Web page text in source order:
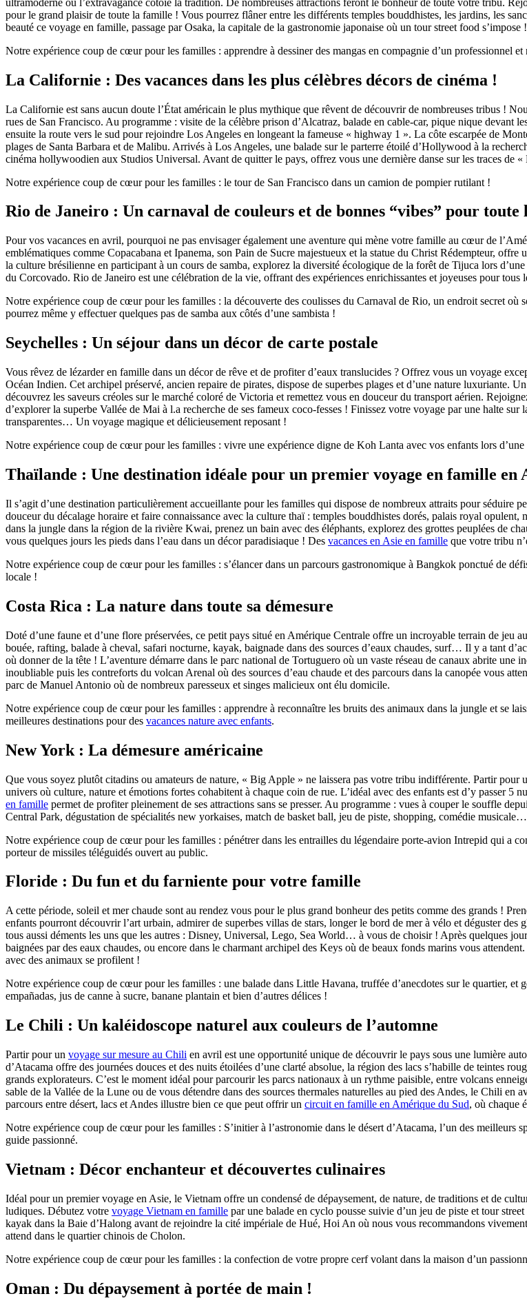
pour le grand plaisir de toute la famille ! Vous pourrez flâner entre les différents temples bouddhistes, les jardins, les
beauté ce voyage en famille, passage par Osaka, la capitale de la gastronomie japonaise où un tour street food s’impose !
Notre expérience coup de cœur pour les familles : apprendre à dessiner des mangas en compagnie d’un professionnel
La Californie : Des vacances dans les plus célèbres décors de cinéma !
La Californie est sans aucun doute l’État américain le plus mythique que rêvent de découvrir de nombreuses tribus !
rues de San Francisco. Au programme : visite de la célèbre prison d’Alcatraz, balade en cable-car, pique nique devant
ensuite la route vers le sud pour rejoindre Los Angeles en longeant la fameuse « highway 1 ». La côte escarpée de
plages de Santa Barbara et de Malibu. Arrivés à Los Angeles, une balade sur le parterre étoilé d’Hollywood à la
cinéma hollywoodien aux Studios Universal. Avant de quitter le pays, offrez vous une dernière danse sur les traces de
Notre expérience coup de cœur pour les familles : le tour de San Francisco dans un camion de pompier rutilant !
Rio de Janeiro : Un carnaval de couleurs et de bonnes “vibes” pour
Pour vos vacances en avril, pourquoi ne pas envisager également une aventure qui mène votre famille au cœur de
emblématiques comme Copacabana et Ipanema, son Pain de Sucre majestueux et la statue du Christ Rédempteur, offre
la culture brésilienne en participant à un cours de samba, explorez la diversité écologique de la forêt de Tijuca lors
du Corcovado. Rio de Janeiro est une célébration de la vie, offrant des expériences enrichissantes et joyeuses pour tous
Notre expérience coup de cœur pour les familles : la découverte des coulisses du Carnaval de Rio, un endroit secret où
pourrez même y effectuer quelques pas de samba aux côtés d’une sambista !
Seychelles : Un séjour dans un décor de carte postale
Vous rêvez de lézarder en famille dans un décor de rêve et de profiter d’eaux translucides ? Offrez vous un voyage
Océan Indien. Cet archipel préservé, ancien repaire de pirates, dispose de superbes plages et d’une nature
découvrez les saveurs créoles sur le marché coloré de Victoria et remettez vous en douceur du transport aérien.
d’explorer la superbe Vallée de Mai à l.a recherche de ses fameux coco-fesses ! Finissez votre voyage par une halte
transparentes… Un voyage magique et délicieusement reposant !
Notre expérience coup de cœur pour les familles : vivre une expérience digne de Koh Lanta avec vos enfants lors
Thaïlande : Une destination idéale pour un premier voyage en famille en
Il s’agit d’une destination particulièrement accueillante pour les familles qui dispose de nombreux attraits pour séduire
douceur du décalage horaire et faire connaissance avec la culture thaï : temples bouddhistes dorés, palais royal
dans la jungle dans la région de la rivière Kwai, prenez un bain avec des éléphants, explorez des grottes peuplées de
vous quelques jours les pieds dans l’eau dans un décor paradisiaque ! Des vacances en Asie en famille que votre tribu
Notre expérience coup de cœur pour les familles : s’élancer dans un parcours gastronomique à Bangkok ponctué de
locale !
Costa Rica : La nature dans toute sa démesure
Doté d’une faune et d’une flore préservées, ce petit pays situé en Amérique Centrale offre un incroyable terrain de jeu
bouée, rafting, balade à cheval, safari nocturne, kayak, baignade dans des sources d’eaux chaudes, surf… Il y a tant
où donner de la tête ! L’aventure démarre dans le parc national de Tortuguero où un vaste réseau de canaux abrite
inoubliable puis les contreforts du volcan Arenal où des sources d’eau chaude et des parcours dans la canopée vous
parc de Manuel Antonio où de nombreux paresseux et singes malicieux ont élu domicile.
Notre expérience coup de cœur pour les familles : apprendre à reconnaître les bruits des animaux dans la jungle et se
meilleures destinations pour des vacances nature avec enfants.
New York : La démesure américaine
Que vous soyez plutôt citadins ou amateurs de nature, « Big Apple » ne laissera pas votre tribu indifférente. Partir pour
univers où culture, nature et émotions fortes cohabitent à chaque coin de rue. L’idéal avec des enfants est d’y passer
en famille permet de profiter pleinement de ses attractions sans se presser. Au programme : vues à couper le souffle
Central Park, dégustation de spécialités new yorkaises, match de basket ball, jeu de piste, shopping, comédie
Notre expérience coup de cœur pour les familles : pénétrer dans les entrailles du légendaire porte-avion Intrepid qui a
porteur de missiles téléguidés ouvert au public.
Floride : Du fun et du farniente pour votre famille
A cette période, soleil et mer chaude sont au rendez vous pour le plus grand bonheur des petits comme des grands !
enfants pourront découvrir l’art urbain, admirer de superbes villas de stars, longer le bord de mer à vélo et déguster
tous aussi déments les uns que les autres : Disney, Universal, Lego, Sea World… à vous de choisir ! Après quelques
baignées par des eaux chaudes, ou encore dans le charmant archipel des Keys où de beaux fonds marins vous
avec des animaux se profilent !
Notre expérience coup de cœur pour les familles : une balade dans Little Havana, truffée d’anecdotes sur le quartier,
empañadas, jus de canne à sucre, banane plantain et bien d’autres délices !
Le Chili : Un kaléidoscope naturel aux couleurs de l’automne
Partir pour un voyage sur mesure au Chili en avril est une opportunité unique de découvrir le pays sous une lumière
d’Atacama offre des journées douces et des nuits étoilées d’une clarté absolue, la région des lacs s’habille de teintes
grands explorateurs. C’est le moment idéal pour parcourir les parcs nationaux à un rythme paisible, entre volcans
sable de la Vallée de la Lune ou de vous détendre dans des sources thermales naturelles au pied des Andes, le Chili
parcours entre désert, lacs et Andes illustre bien ce que peut offrir un circuit en famille en Amérique du Sud, où chaque
Notre expérience coup de cœur pour les familles : S’initier à l’astronomie dans le désert d’Atacama, l’un des meilleurs
guide passionné.
Vietnam : Décor enchanteur et découvertes culinaires
Idéal pour un premier voyage en Asie, le Vietnam offre un condensé de dépaysement, de nature, de traditions et de
ludiques. Débutez votre voyage Vietnam en famille par une balade en cyclo pousse suivie d’un jeu de piste et tour
kayak dans la Baie d’Halong avant de rejoindre la cité impériale de Hué, Hoi An où nous vous recommandons
attend dans le quartier chinois de Cholon.
Notre expérience coup de cœur pour les familles : la confection de votre propre cerf volant dans la maison d’un
Oman : Du dépaysement à portée de main !